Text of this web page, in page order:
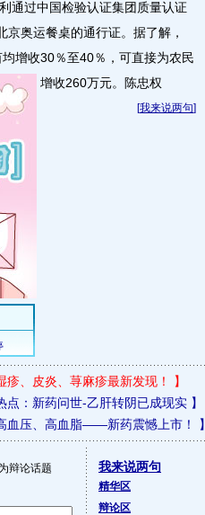
过中国检验认证集团质量认证
奥运餐桌的通行证。据了解，
增收30％至40％，可直接为农民
增收260万元。
陈忠权
[我来说两句]
疹、皮炎、荨麻疹最新发现！
】
点：新药问世-乙肝转阴已成现实】
血压、高血脂——新药震憾上市！ 】
辩论话题 我来说两句
精华区
辩论区